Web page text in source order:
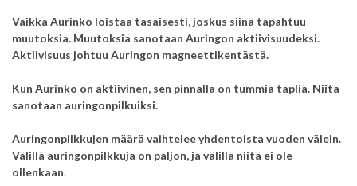
Vaikka Aurinko loistaa tasaisesti, joskus siinä tapahtuu
muutoksia. Muutoksia sanotaan Auringon aktiivisuudeksi.
Aktiivisuus johtuu Auringon magneettikentästä.
Kun Aurinko on aktiivinen, sen pinnalla on tummia täpliä. Niitä
sanotaan auringonpilkuiksi.
Auringonpilkkujen määrä vaihtelee yhdentoista vuoden välein.
Välillä auringonpilkkuja on paljon, ja välillä niitä ei ole
ollenkaan.